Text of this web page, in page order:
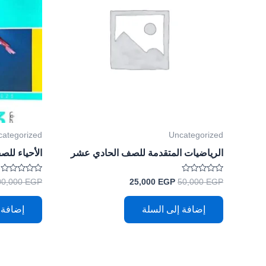
Uncategorized
الرياضيات المتقدمة للصف الحادي عشر
تم
التقييم
0
من
50,000EGP
25,000 EGP
إضافة إلى السلة
الأحياء
تم
التقييم
0
من
EGP